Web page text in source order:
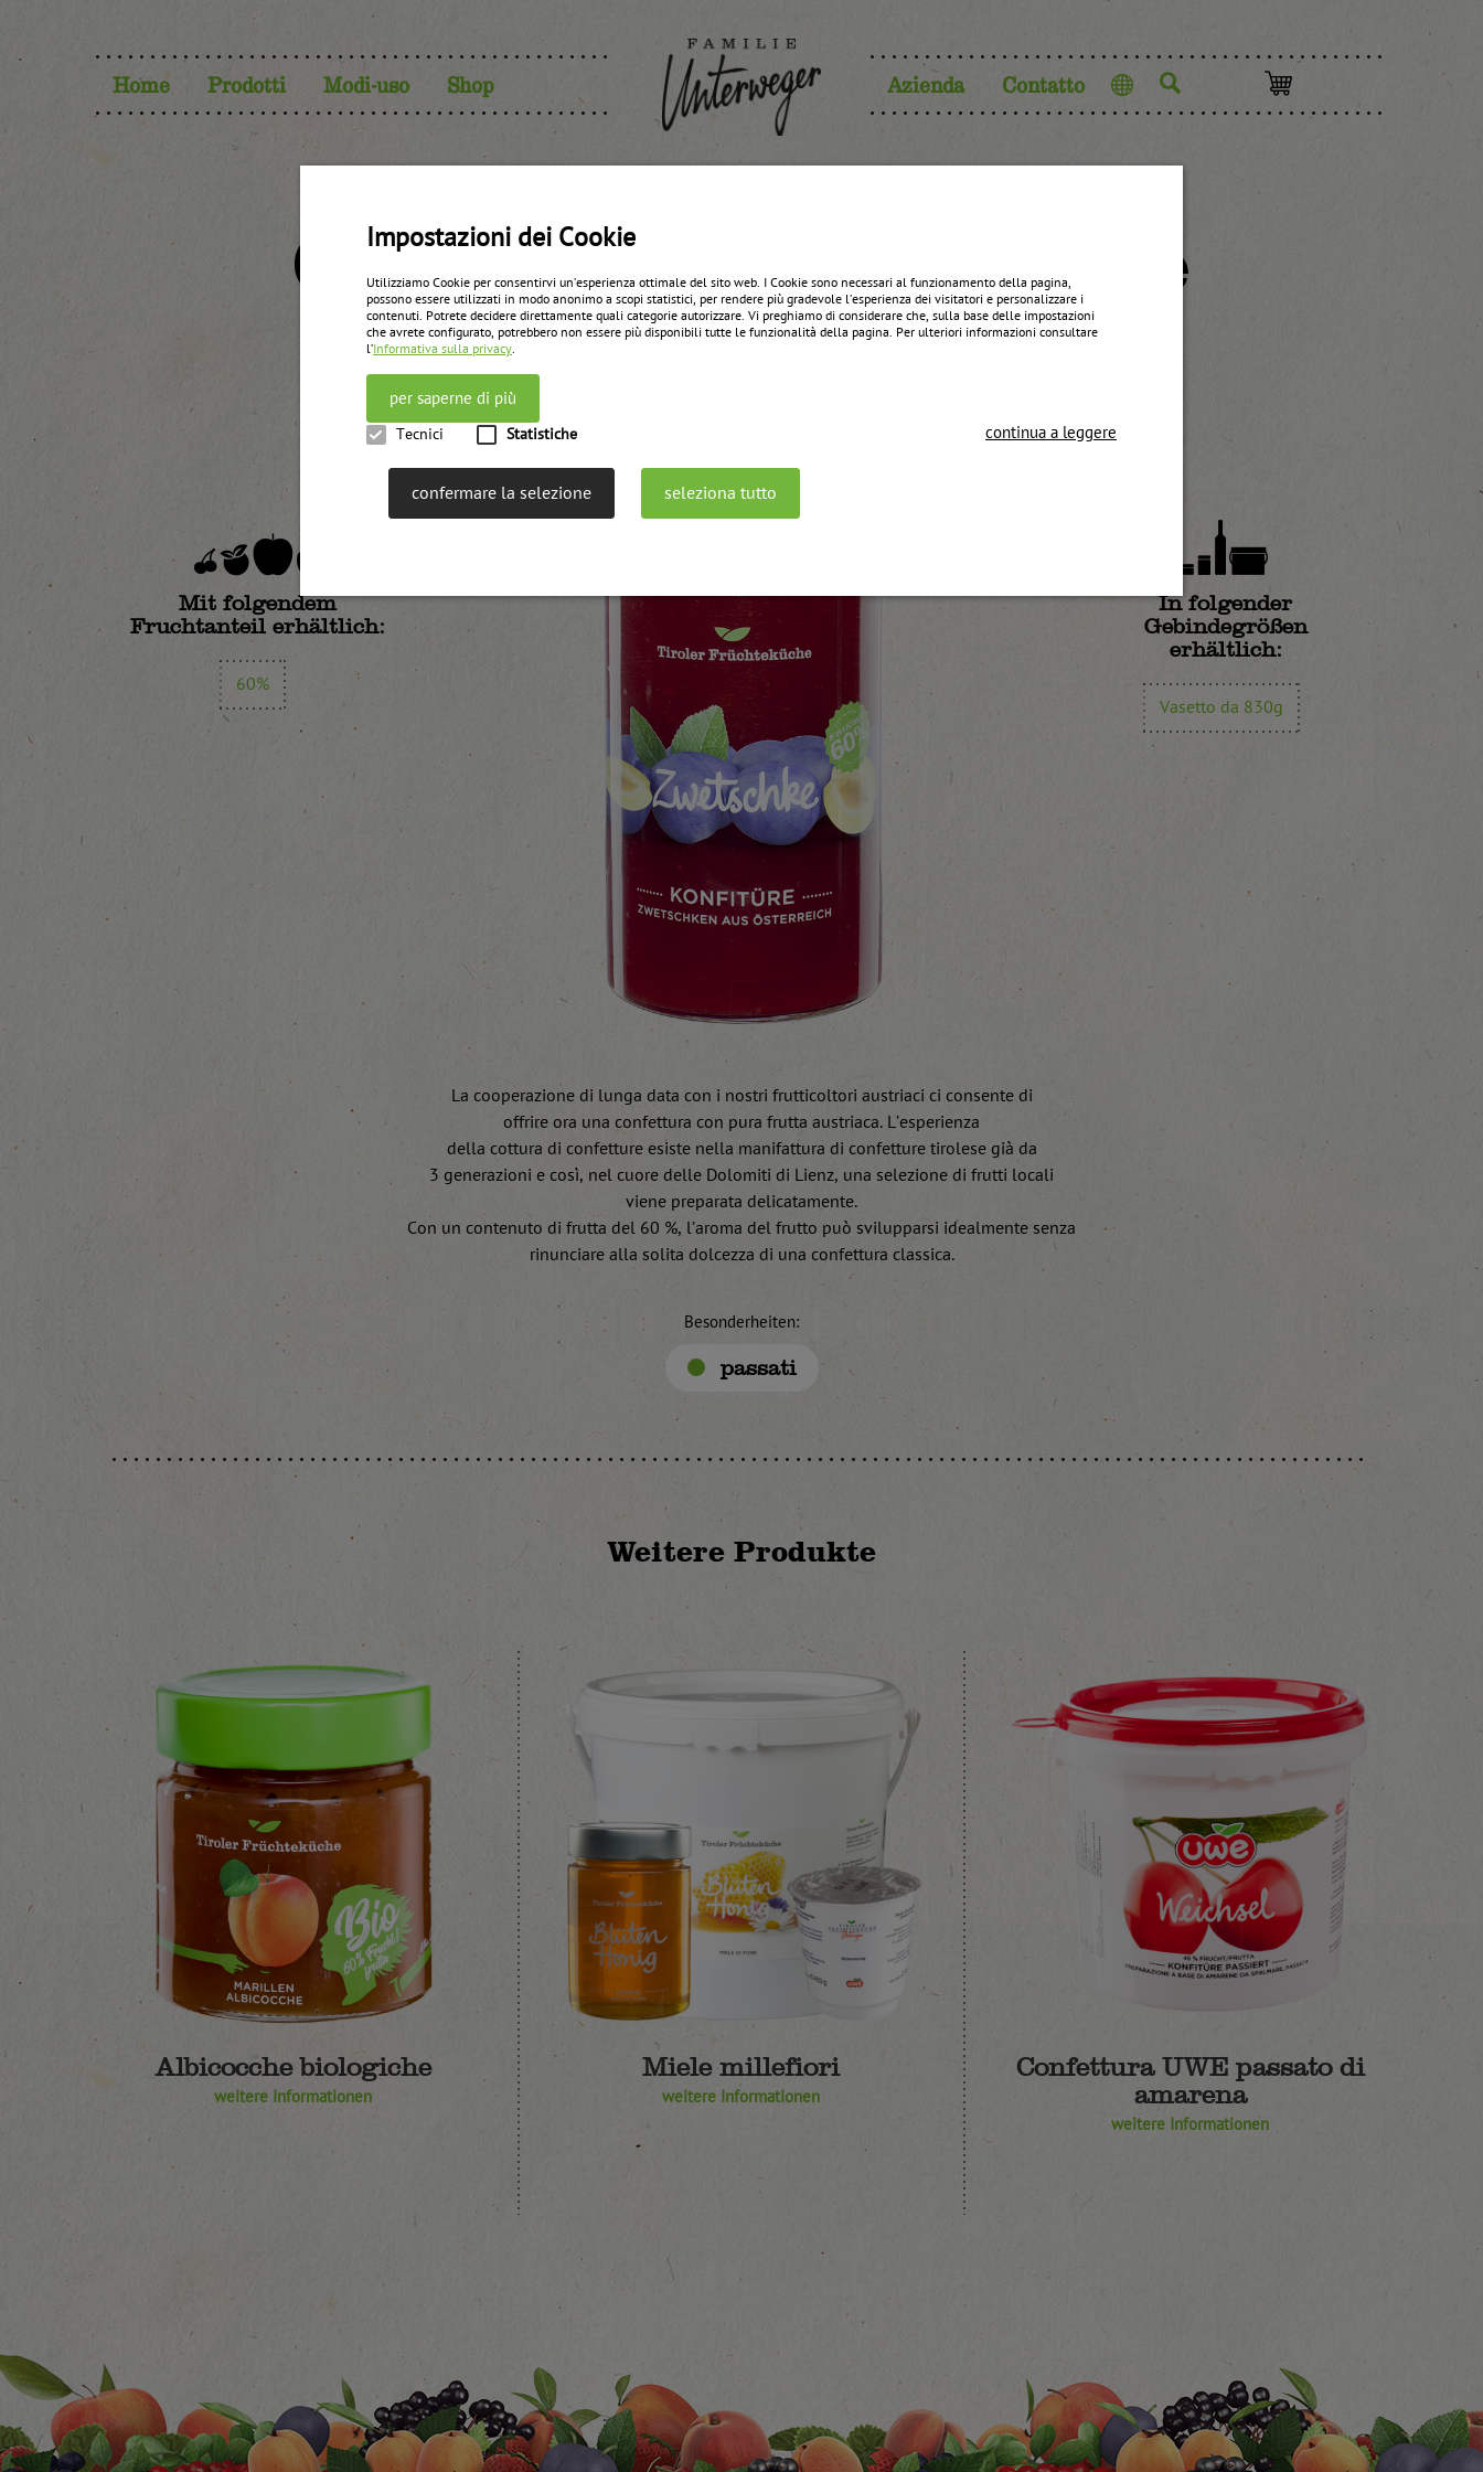
Impostazioni dei Cookie
Utilizziamo Cookie per consentirvi un’esperienza ottimale del sito web. I Cookie sono necessari al funzionamento della pagina,
possono essere utilizzati in modo anonimo a scopi statistici, per rendere più gradevole l’esperienza dei visitatori e personalizzare i
contenuti. Potrete decidere direttamente quali categorie autorizzare. Vi preghiamo di considerare che, sulla base delle impostazioni
che avrete configurato, potrebbero non essere più disponibili tutte le funzionalità della pagina. Per ulteriori informazioni consultare
l’Informativa sulla privacy.
per saperne di più
Tecnici Statistiche continua a leggere
confermare la selezione seleziona tutto
Home Prodotti Modi-uso Shop Azienda Contatto Lingua
Confettura di prugne
austriaca
Mit folgendem
Fruchtanteil erhältlich:
60%
In folgender
Gebindegrößen
erhältlich:
Vasetto da 830g
La cooperazione di lunga data con i nostri frutticoltori austriaci ci consente di
offrire ora una confettura con pura frutta austriaca. L’esperienza
della cottura di confetture esiste nella manifattura di confetture tirolese già da
3 generazioni e così, nel cuore delle Dolomiti di Lienz, una selezione di frutti locali
viene preparata delicatamente.
Con un contenuto di frutta del 60 %, l’aroma del frutto può svilupparsi idealmente senza
rinunciare alla solita dolcezza di una confettura classica.
Besonderheiten:
passati
Weitere Produkte
Albicocche biologiche
weitere Informationen
Miele millefiori
weitere Informationen
Confettura UWE passato di
amarena
weitere Informationen